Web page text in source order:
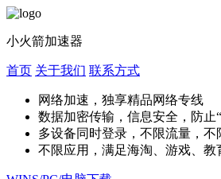
小火箭加速器
首页 关于我们 联系方式
网络加速，独享精品网络专线
数据加密传输，信息安全，防止
多设备同时登录，不限流量，不
不限应用，满足海淘、游戏、教